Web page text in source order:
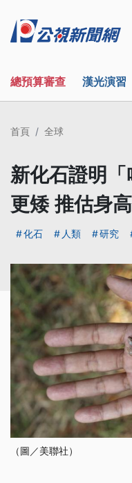
總預算審查 漢光演習
首頁 全球
新化石證明
更矮 推估身
化石 人類 研究
（圖／美聯社）